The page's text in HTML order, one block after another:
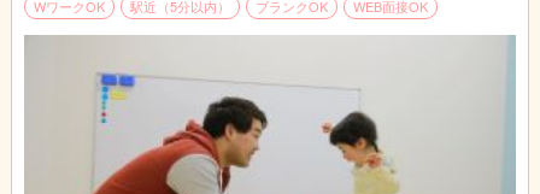
の指導をします。
↓
をします。
退勤|本日もお疲れさまでした！
WワークOK
駅近（5分以内） ブランクOK WEB面接OK